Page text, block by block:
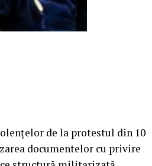
de la protestul din 10
documentelor cu privire